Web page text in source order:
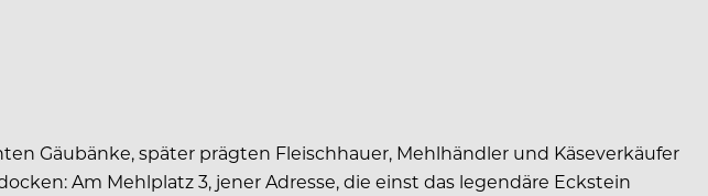
Gäubänke, später prägten Fleischhauer, Mehlhändler und Käseverkäufer
Am Mehlplatz 3, jener Adresse, die einst das legendäre Eckstein